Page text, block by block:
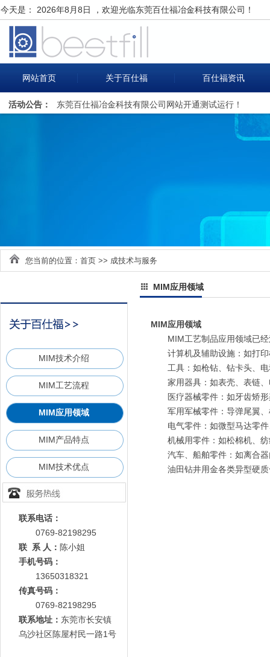
今天是： 2026年8月8日 ，欢迎光临东莞百仕福冶金科技有限公司！
网站首页 关于百仕福 百仕福资讯
活动公告： 东莞百仕福冶金科技有限公司网站开通测试运行！
您当前的位置： 首页 >> 成技术与服务
MIM技术介绍
MIM工艺流程
MIM应用领域
MIM产品特点
MIM技术优点
联系电话：
0769-82198295
联 系 人： 陈小姐
手机号码：
13650318321
传真号码：
0769-82198295
联系地址： 东莞市长安镇
乌沙社区陈屋村民一路1号
MIM应用领域
MIM应用领域
MIM工艺制品应用领域已经
计算机及辅助设施：如打印
工具：如枪钻、钻卡头、电
家用器具：如表壳、表链、
医疗器械零件：如牙齿矫形
军用军械零件：导弹尾翼、
电气零件：如微型马达零件
机械用零件：如松棉机、纺
汽车、船舶零件：如离合器
油田钻井用金各类异型硬质